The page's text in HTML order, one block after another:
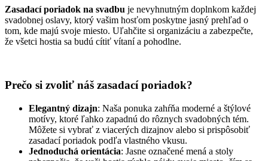
Zasadací poriadok na svadbu je nevyhnutným doplnkom každej
svadobnej oslavy, ktorý vašim hosťom poskytne jasný prehľad o
tom, kde majú svoje miesto. Uľahčite si organizáciu a zabezpečte,
že všetci hostia sa budú cítiť vítaní a pohodlne.
Prečo si zvoliť náš zasadací poriadok?
Elegantný dizajn: Naša ponuka zahŕňa moderné a štýlové
motívy, ktoré ľahko zapadnú do rôznych svadobných tém.
Môžete si vybrať z viacerých dizajnov alebo si prispôsobiť
zasadací poriadok podľa vlastného vkusu.
Jednoduchá orientácia: Jasne označené mená a stoly